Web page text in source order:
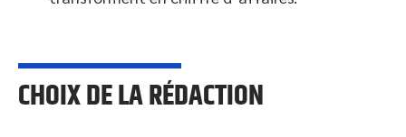
CHOIX DE LA RÉDACTION